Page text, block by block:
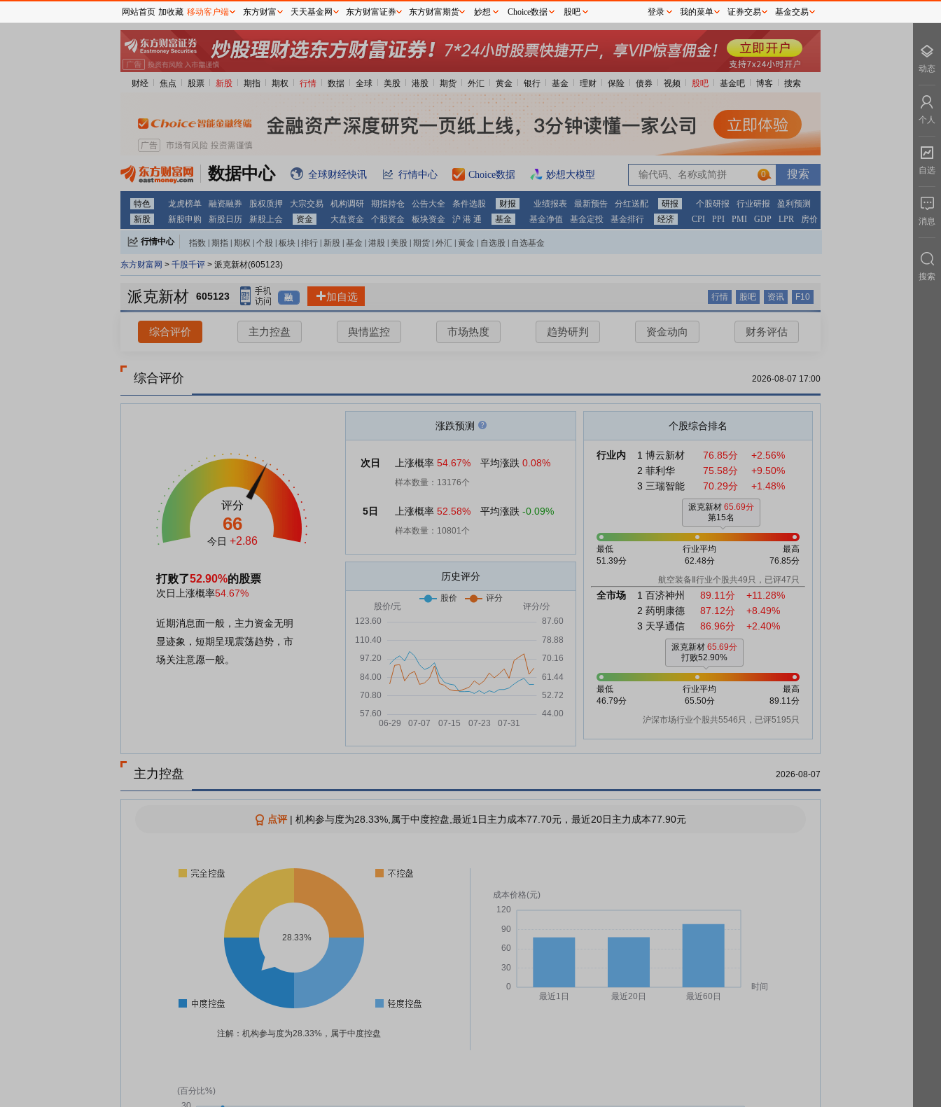
财经 焦点 股票 新股 期指 期权 行情 数据 全球 美股 港股 期货 外汇 黄金 银行 基金 理财 保险 债券 视频 股吧 基金吧 博客 搜索
数据中心 全球财经快讯 行情中心 Choice数据 妙想大模型 0
特色 龙虎榜单 融资融券 股权质押 大宗交易 机构调研 期指持仓 公告大全 条件选股 财报 业绩报表 最新预告 分红送配 研报 个股研报 行业研报
盈利预测
新股
新股申购 新股日历 新股上会 资金 大盘资金 个股资金 板块资金 沪 港 通 基金 基金净值 基金定投 基金排行 经济 CPI PPI PMI GDP LPR 房价
行情中心 指数 期指 期权 个股 板块 排行 新股 基金 港股 美股 期货 外汇 黄金 自选股 自选基金
东方财富网 > 千股千评 > 派克新材(605123)
派克新材 605123 融 加自选 行情 股吧 资讯 F10
综合评价 主力控盘 舆情监控 市场热度 趋势研判 资金动向 财务评估
综合评价 2026-08-07 17:00
评分
66
今日 +2.86
打败了52.90%的股票
次日上涨概率54.67%
近期消息面一般，主力资金无明
显迹象，短期呈现震荡趋势，市
场关注意愿一般。
涨跌预测
次日 上涨概率 54.67% 平均涨跌 0.08%
样本数量：13176个
5日 上涨概率 52.58% 平均涨跌 -0.09%
样本数量：10801个
历史评分
个股综合排名
行业内 1 博云新材 76.85分
+2.56%
2 菲利华 75.58分
+9.50%
3 三瑞智能 70.29分 +1.48%
派克新材 65.69分
第15名
最低
51.39分
行业平均
62.48分
最高
76.85分
航空装备Ⅱ行业个股共49只，已评47只
全市场 1 百济神州 89.11分
+11.28%
2 药明康德 87.12分
+8.49%
3 天孚通信 86.96分 +2.40%
派克新材 65.69分
打败52.90%
最低
46.79分
行业平均
65.50分
最高
89.11分
沪深市场行业个股共5546只，已评5195只
主力控盘 2026-08-07
点评| 机构参与度为28.33%,属于中度控盘,最近1日主力成本77.70元，最近20日主力成本77.90元
28.33%
注解：机构参与度为28.33%，属于中度控盘
网站首页 加收藏 移动客户端 东方财富 天天基金网 东方财富证券 东方财富期货 妙想 Choice数据 股吧 登录 我的菜单 证券交易 基金交易
动态
个人
自选
消息
搜索